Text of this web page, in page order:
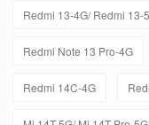
Redmi 13-4G/ Redmi 13-
Redmi Note 13 Pro-4G
Redmi 14C-4G